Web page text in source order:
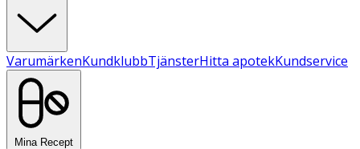
VarumärkenKundklubbTjänsterHitta apotekKundservice
Mina Recept